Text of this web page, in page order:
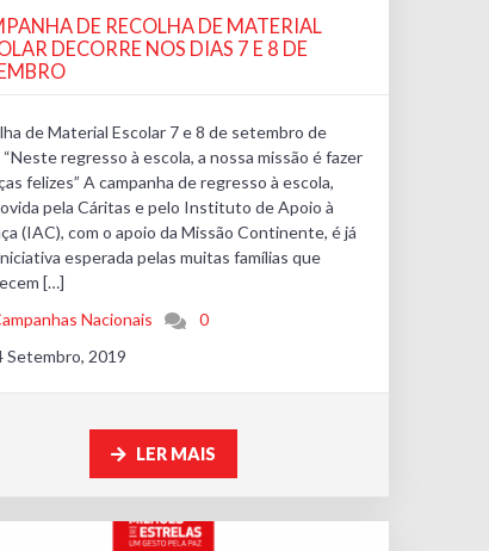
DE RECOLHA DE MATERIAL
DECORRE NOS DIAS 7 E 8 DE
de Material Escolar 7 e 8 de setembro de
regresso à escola, a nossa missão é fazer
felizes” A campanha de regresso à escola,
pela Cáritas e pelo Instituto de Apoio à
(IAC), com o apoio da Missão Continente, é já
esperada pelas muitas famílias que
[…]
Nacionais
0
Setembro, 2019
LER MAIS